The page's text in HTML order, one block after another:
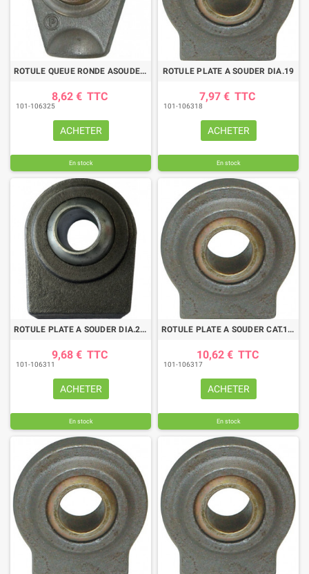
ROTULE QUEUE RONDE ASOUDER DIA M INT 20,2
8,62 € TTC
101-106325
ACHETER
En stock
ROTULE PLATE A SOUDER DIA.19
7,97 € TTC
101-106318
ACHETER
En stock
ROTULE PLATE A SOUDER DIA.22,4
9,68 € TTC
101-106311
ACHETER
En stock
ROTULE PLATE A SOUDER CAT.1 DIA.22
10,62 € TTC
101-106317
ACHETER
En stock